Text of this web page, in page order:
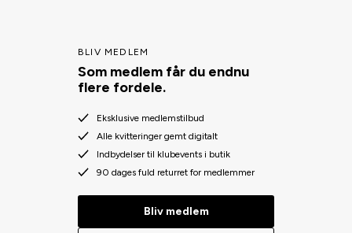
BLIV MEDLEM
Som medlem får du endnu
flere fordele.
Eksklusive medlemstilbud
Alle kvitteringer gemt digitalt
Indbydelser til klubevents i butik
90 dages fuld returret for medlemmer
Bliv medlem